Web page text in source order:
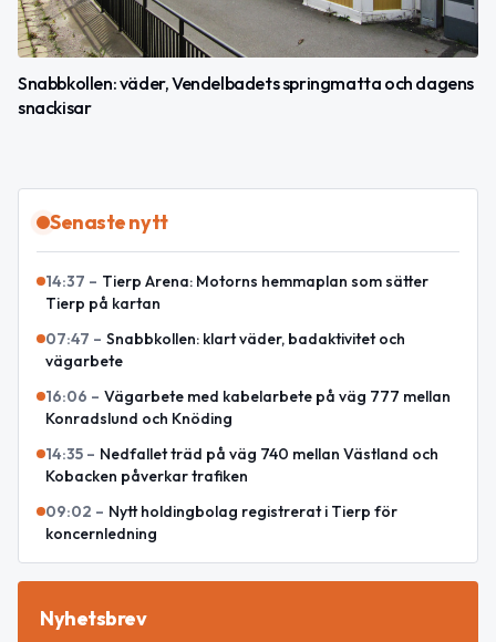
Snabbkollen: väder, Vendelbadets springmatta och dagens
snackisar
Senaste nytt
14:37 – Tierp Arena: Motorns hemmaplan som sätter
Tierp på kartan
07:47 – Snabbkollen: klart väder, badaktivitet och
vägarbete
16:06 – Vägarbete med kabelarbete på väg 777 mellan
Konradslund och Knöding
14:35 – Nedfallet träd på väg 740 mellan Västland och
Kobacken påverkar trafiken
09:02 – Nytt holdingbolag registrerat i Tierp för
koncernledning
Nyhetsbrev